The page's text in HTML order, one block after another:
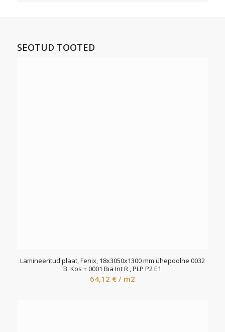
SEOTUD TOOTED
Lamineeritud plaat, Fenix, 18x3050x1300 mm ühepoolne 0032
B. Kos + 0001 Bia Int R , PLP P2 E1
64,12 € / m2